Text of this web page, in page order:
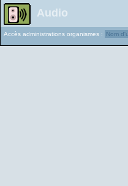
Audio
Accès administrations organismes :